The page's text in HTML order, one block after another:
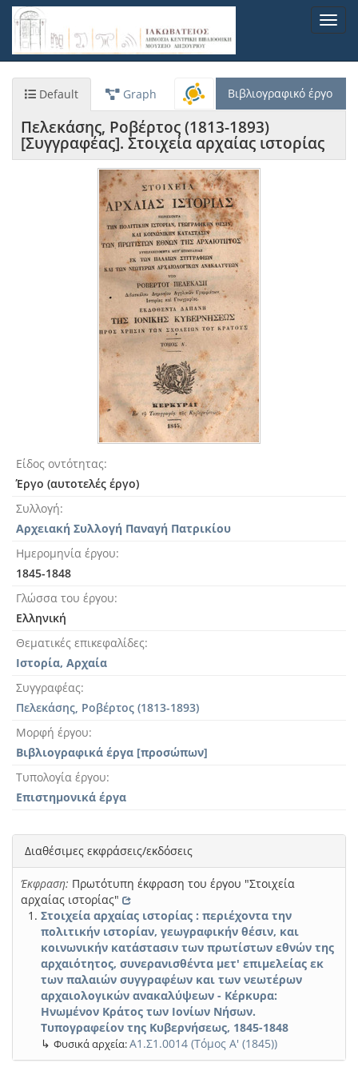
Παράκαμψη
προς
κυρίως
Default Graph Βιβλιογραφικό έργο
Πελεκάσης, Ροβέρτος (1813-1893)
[Συγγραφέας]. Στοιχεία αρχαίας ιστορίας
Είδος οντότητας
Έργο (αυτοτελές έργο)
Συλλογή
Αρχειακή Συλλογή Παναγή Πατρικίου
Ημερομηνία έργου
1845-1848
Γλώσσα του έργου
Ελληνική
Θεματικές επικεφαλίδες
Ιστορία, Αρχαία
Συγγραφέας
Πελεκάσης, Ροβέρτος (1813-1893)
Μορφή έργου
Βιβλιογραφικά έργα [προσώπων]
Τυπολογία έργου
Επιστημονικά έργα
Διαθέσιμες εκφράσεις/εκδόσεις
Έκφραση: Πρωτότυπη έκφραση του έργου "Στοιχεία
αρχαίας ιστορίας"
Στοιχεία αρχαίας ιστορίας : περιέχοντα την
πολιτικήν ιστορίαν, γεωγραφικήν θέσιν, και
κοινωνικήν κατάστασιν των πρωτίστων εθνών της
αρχαιότητος, συνερανισθέντα μετ' επιμελείας εκ
των παλαιών συγγραφέων και των νεωτέρων
αρχαιολογικών ανακαλύψεων - Κέρκυρα:
Ηνωμένον Κράτος των Ιονίων Νήσων.
Τυπογραφείον της Κυβερνήσεως, 1845-1848
↳ Φυσικά αρχεία:Α1.Σ1.0014 (Τόμος Α' (1845))